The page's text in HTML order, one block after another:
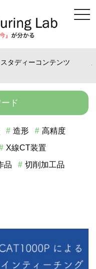
スタディーコンテンツ
ド
造形
高精度
X線CT装置
品 切削加工品